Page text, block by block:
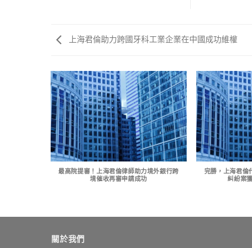
上海君倫助力跨國牙科工業企業在中國成功維權
最高院提審！上海君倫律師助力境外銀行跨
境催收再審申請成功
完勝，上海君倫
糾紛案
關於我們